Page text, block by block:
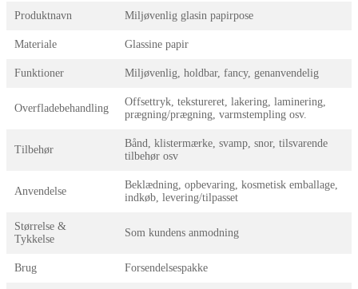
Produktnavn Miljøvenlig glasin papirpose
Materiale Glassine papir
Funktioner Miljøvenlig, holdbar, fancy, genanvendelig
Overfladebehandling
Offsettryk, tekstureret, lakering, laminering,
prægning/prægning, varmstempling osv.
Tilbehør
Bånd, klistermærke, svamp, snor, tilsvarende
tilbehør osv
Anvendelse
Beklædning, opbevaring, kosmetisk emballage,
indkøb, levering/tilpasset
Størrelse &
Tykkelse
Som kundens anmodning
Brug Forsendelsespakke